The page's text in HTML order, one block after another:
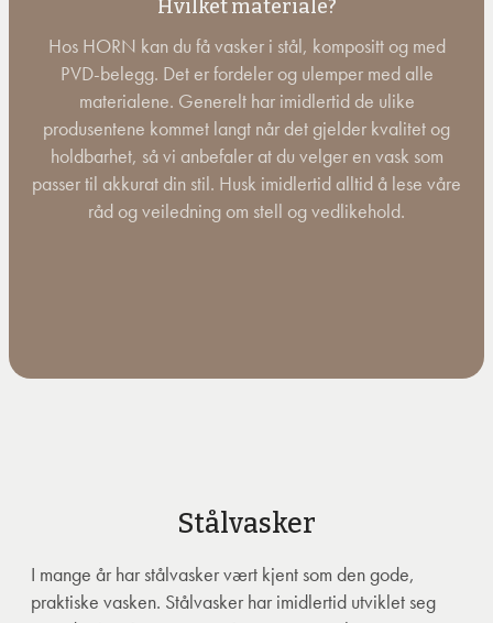
Hvilket materiale?
Hos HORN kan du få vasker i stål, kompositt og med
PVD-belegg. Det er fordeler og ulemper med alle
materialene. Generelt har imidlertid de ulike
produsentene kommet langt når det gjelder kvalitet og
holdbarhet, så vi anbefaler at du velger en vask som
passer til akkurat din stil. Husk imidlertid alltid å lese våre
råd og veiledning om stell og vedlikehold.
Stålvasker
I mange år har stålvasker vært kjent som den gode,
praktiske vasken. Stålvasker har imidlertid utviklet seg